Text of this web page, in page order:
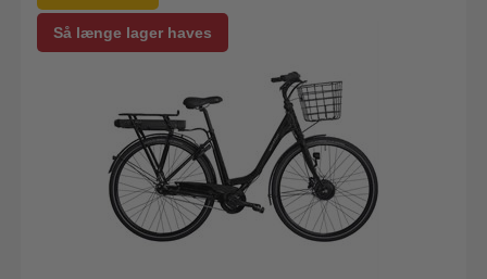
Så længe lager haves